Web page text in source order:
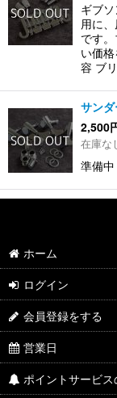
ギブ
用に
です
い価
容 ブ
サンダ
2,500
在庫な
準備中
ホーム
ログイン
会員登録をする
営業日
ポイントサービス